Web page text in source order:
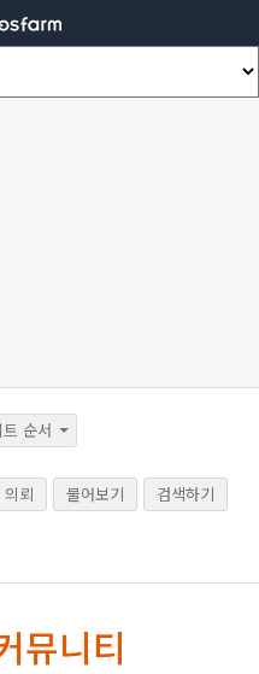
순서
뢰 물어보기
검색하기
뮤니티